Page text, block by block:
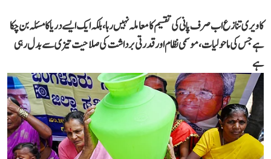
کاویری تنازع اب صرف پانی کی تقسیم کا معاملہ نہیں رہا، بلکہ ایک ایسے دریا کا مسئلہ بن چکا
ہے جس کی ماحولیات، موسمی نظام اور قدرتی برداشت کی صلاحیت تیزی سے بدل رہی
ہے